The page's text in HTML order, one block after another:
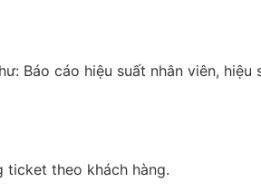
Báo cáo hiệu suất nhân viên, hiệu
ticket theo khách hàng.